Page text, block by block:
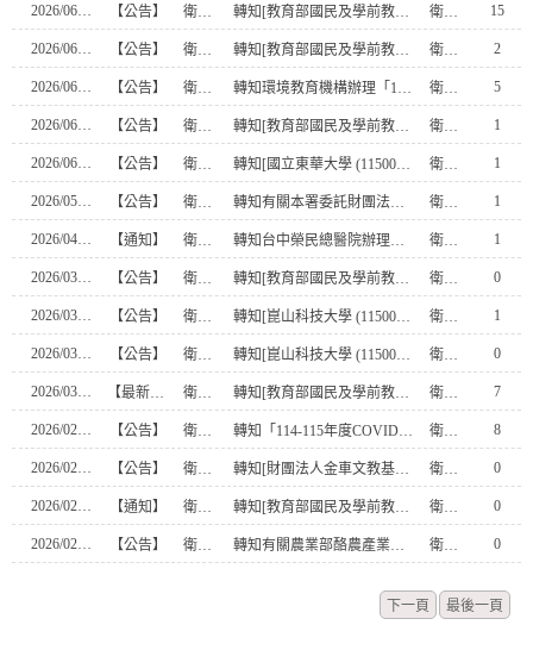
2026/06/15 【公告】 衛生組 轉知[教育部國民及學前教育署 (1150052865) 函]檢送衛生福利部提供之預防熱傷害衛教宣導素材，請廣為宣導及運用，以提升教職員工生自我保護知能，請查照。 衛生組 15
2026/06/09 【公告】 衛生組 轉知[教育部國民及學前教育署 (1150051798) 函]函轉財團法人器官捐贈移植登錄及病人自主推廣中心辦理之「115年推動善終三法徵文活動」及「115年病人自主權利圖文創作競賽活動」辦法各1份，請鼓勵師生參與投稿，請查照。 衛生組 2
2026/06/08 【公告】 衛生組 轉知環境教育機構辦理「115年環境教育人員認證24小時研習」，敬請惠予公告，請查照。 衛生組 5
2026/06/04 【公告】 衛生組 轉知[教育部國民及學前教育署 (1150051265) 函]有關本署委託財團法人董氏基金會辦理「高級中等以下學校健康飲食教育指導內容及規劃」全國說明會，請鼓勵相關人員踴躍參加，請查照。 衛生組 1
2026/06/01 【公告】 衛生組 轉知[國立東華大學 (1150013001) 函]本校辦理「iPAS淨零碳規劃管理師實務應用研習課程」，敬請惠予公告並鼓勵所屬人員踴躍報名參加，請查照。 衛生組 1
2026/05/13 【公告】 衛生組 轉知有關本署委託財團法人董氏基金會辦理「高級中等以下學校健康飲食教育指導內容及規劃」全國說明會，請鼓勵相關人員踴躍參加，請查照。 衛生組 1
2026/04/29 【通知】 衛生組 轉知台中榮民總醫院辦理「115年青少年智慧醫療曁誠信研習營」，歡迎 海內外青年學子報名參加 衛生組 1
2026/03/26 【公告】 衛生組 轉知[教育部國民及學前教育署 (1150027828A) 函]函轉社團法人中華民國牙醫師公會全國聯合會（以下簡稱牙醫全聯會）辦理「2026年全國高級中等以下學校顧牙四格漫畫比賽」活動，詳如說明，請查照。 衛生組 0
2026/03/16 【公告】 衛生組 轉知[崑山科技大學 (1150003215) 函]本校大學特色類深耕型USR計畫「以技術為體、生活為用的循環經濟路徑—建構社區的永續韌性」與台南大學、台南應用科技大學、嘉南藥理大學、樹德科技大學共同辦理USR培力活動：跨校SIG【讓改變留下來—USR行動如何影響或推動淨零綠生活？】，請各團隊夥伴及師生共同參與，請查照。 衛生組 1
2026/03/10 【公告】 衛生組 轉知[崑山科技大學 (1150002808) 函]本校大學社會責任實踐計畫萌芽型「宜棲臺南-數位觀光導覽建置與濕地環境永續推廣」辦理2026「旅遊短影音創作競賽」徵選活動，邀請貴校師生組隊參加，請查照。 衛生組 0
2026/03/03 【最新消息】 衛生組 轉知[教育部國民及學前教育署 (1156600436A) 函]為防範流感、水痘、腸病毒、病毒性腸胃炎等傳染病於校園傳播，請貴校強化衛教宣導及相關防治措施，並落實環境清消、個案管理、群聚事件通報及相關感染管制措施，請查照。 衛生組 7
2026/02/25 【公告】 衛生組 轉知「114-115年度COVID-19疫苗接種計畫」公費接種對象擴大為「滿6個月以上尚未接種之民眾」延長至115年4月30日止，請貴校廣為宣導，請查照。 衛生組 8
2026/02/25 【公告】 衛生組 轉知[財團法人金車文教基金會 (0000115008) 函]函請貴校協助發布本會「2026年減碳大作戰-校園活動」訊息，並敬請查照及惠允協助。 衛生組 0
2026/02/09 【通知】 衛生組 轉知[教育部國民及學前教育署 (1150012688A) 函]檢送農業部林業及自然保育署彙整之多元自然保育教育資源資訊，請貴校轉知教師參考運用於環境教育教學，請查照。 衛生組 0
2026/02/02 【公告】 衛生組 轉知有關農業部酪農產業與國產鮮乳相關宣導推廣圖卡及影片，請協助推廣，請查照。 衛生組 0
下一頁 最後一頁